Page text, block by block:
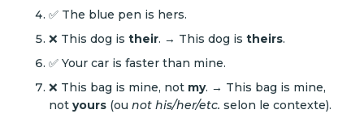
✅ The blue pen is hers.
❌ This dog is their. → This dog is theirs.
✅ Your car is faster than mine.
❌ This bag is mine, not my. → This bag is mine,
not yours (ou not his/her/etc. selon le contexte).